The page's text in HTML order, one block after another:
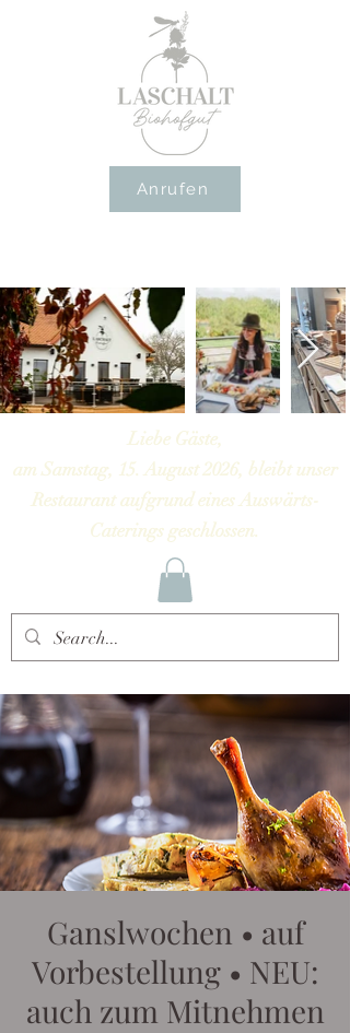
Anrufen
Liebe Gäste,
am Samstag, 15. August 2026, bleibt unser
Restaurant aufgrund eines Auswärts-
Caterings geschlossen.
Ganslwochen • auf
Vorbestellung • NEU:
auch zum Mitnehmen